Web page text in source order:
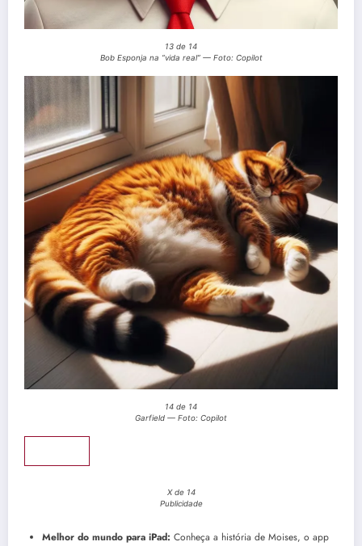
13 de 14
Bob Esponja na “vida real” — Foto: Copilot
14 de 14
Garfield — Foto: Copilot
X de 14
Publicidade
Melhor do mundo para iPad: Conheça a história de Moises, o app